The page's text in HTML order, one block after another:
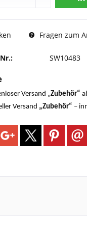
Fragen zum
SW10483
Versand „Zubehör“
Versand „Zubehör“ –